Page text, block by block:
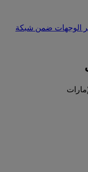
الوجهات ضمن شبكة